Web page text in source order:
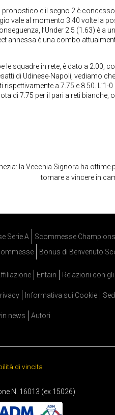
pronostico e il segno 2 è concesso
vale al momento 3.40 volte la
l’Under 2.5 (1.63) è a
annessa è una combo
squadre in rete, è dato a 2.00,
di Udinese-Napoli, vediamo
a 7.75 e 8.50. L’1-0
di 7.75 per il pari a reti bianche,
la Vecchia Signora ha ottime
tornare a vincere in
Serie A Scommesse
Bonus di Benvenuto
Entain Relazioni con
Informativa sui Cookie
news Autori
di vincita
N. 16013 (ex 15026)